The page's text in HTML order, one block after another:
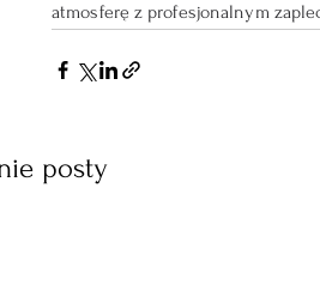
atmosferę z profesjonalnym
posty